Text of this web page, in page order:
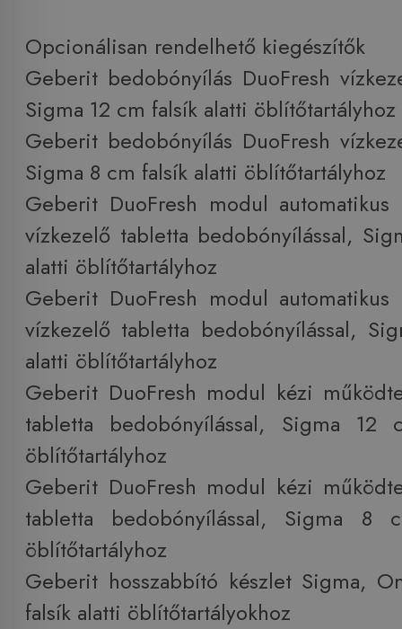
Opcionálisan rendelhető kiegészítők
Geberit bedobónyílás DuoFresh
Sigma 12 cm falsík alatti öblítőtartályhoz
Geberit bedobónyílás DuoFresh
Sigma 8 cm falsík alatti öblítőtartályhoz
Geberit DuoFresh modul automatikus
vízkezelő tabletta bedobónyílással,
alatti öblítőtartályhoz
Geberit DuoFresh modul automatikus
vízkezelő tabletta bedobónyílással,
alatti öblítőtartályhoz
Geberit DuoFresh modul kézi
tabletta bedobónyílással, Sigma 12
öblítőtartályhoz
Geberit DuoFresh modul kézi
tabletta bedobónyílással, Sigma 8
öblítőtartályhoz
Geberit hosszabbító készlet Sigma,
falsík alatti öblítőtartályokhoz